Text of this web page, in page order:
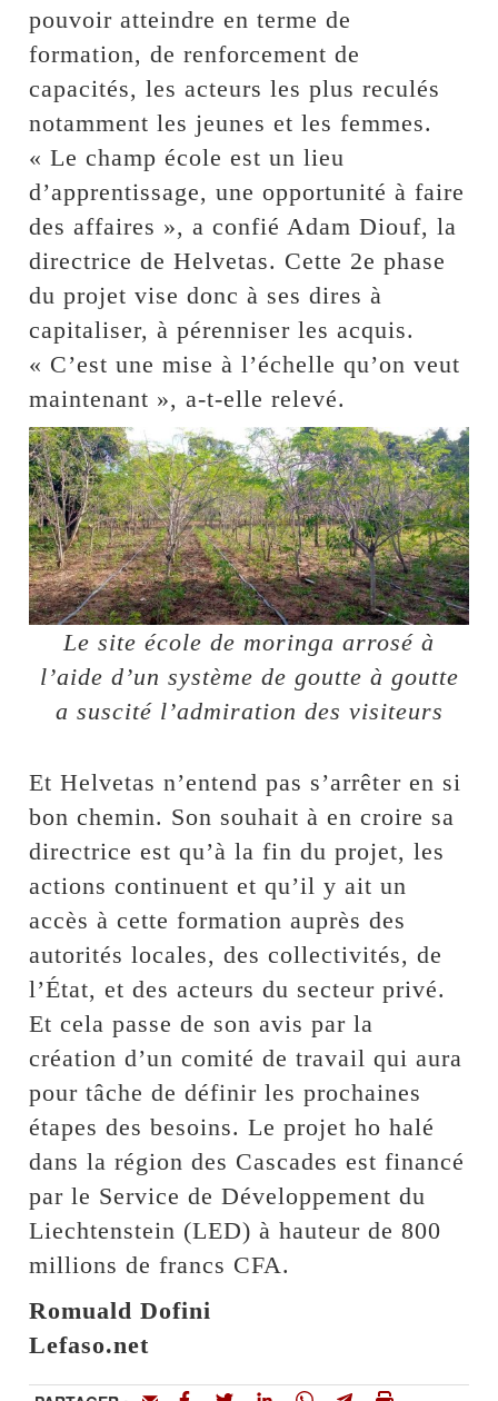
pouvoir atteindre en terme de
formation, de renforcement de
capacités, les acteurs les plus reculés
notamment les jeunes et les femmes.
« Le champ école est un lieu
d’apprentissage, une opportunité à faire
des affaires », a confié Adam Diouf, la
directrice de Helvetas. Cette 2e phase
du projet vise donc à ses dires à
capitaliser, à pérenniser les acquis.
« C’est une mise à l’échelle qu’on veut
maintenant », a-t-elle relevé.
Le site école de moringa arrosé à
l’aide d’un système de goutte à goutte
a suscité l’admiration des visiteurs
Et Helvetas n’entend pas s’arrêter en si
bon chemin. Son souhait à en croire sa
directrice est qu’à la fin du projet, les
actions continuent et qu’il y ait un
accès à cette formation auprès des
autorités locales, des collectivités, de
l’État, et des acteurs du secteur privé.
Et cela passe de son avis par la
création d’un comité de travail qui aura
pour tâche de définir les prochaines
étapes des besoins. Le projet ho halé
dans la région des Cascades est financé
par le Service de Développement du
Liechtenstein (LED) à hauteur de 800
millions de francs CFA.
Romuald Dofini
Lefaso.net